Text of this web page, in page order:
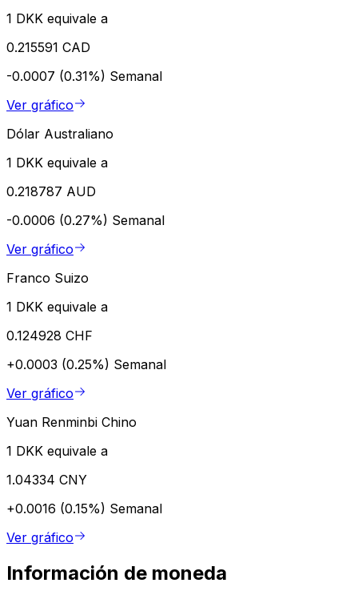
1 DKK equivale a
0.215591 CAD
-0.0007 (0.31%) Semanal
Ver gráfico
Dólar Australiano
1 DKK equivale a
0.218787 AUD
-0.0006 (0.27%) Semanal
Ver gráfico
Franco Suizo
1 DKK equivale a
0.124928 CHF
+0.0003 (0.25%) Semanal
Ver gráfico
Yuan Renminbi Chino
1 DKK equivale a
1.04334 CNY
+0.0016 (0.15%) Semanal
Ver gráfico
Información de moneda